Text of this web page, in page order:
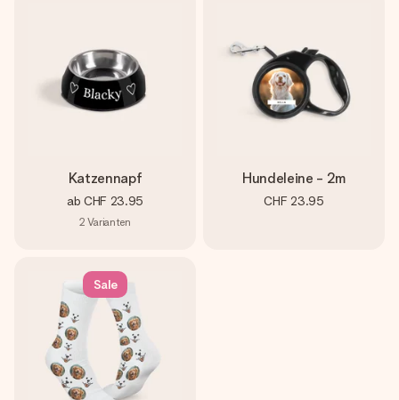
Katzennapf
ab CHF 23.95
2 Varianten
Hundeleine - 2m
CHF 23.95
Sale